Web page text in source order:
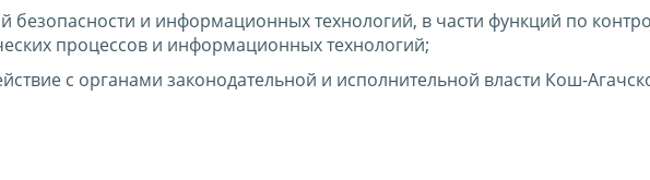
безопасности и информационных технологий, в части функций по
процессов и информационных технологий;
с органами законодательной и исполнительной власти Кош-